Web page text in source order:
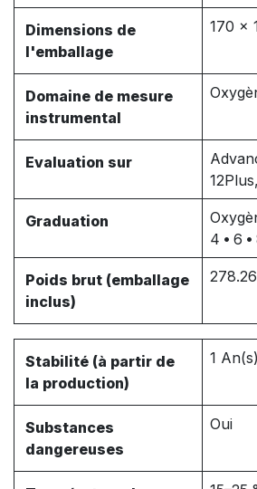
Dimensions de
l'emballage
170 x
Domaine de mesure
instrumental
Evaluation sur
Graduation
4 • 6
Poids brut (emballage
inclus)
Stabilité (à partir de
la production)
1 An(s)
Substances
dangereuses
Oui